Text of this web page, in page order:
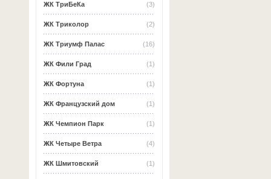
(3)
ЖК ТриБеКа
(2)
ЖК Триколор
(16)
ЖК Триумф Палас
(1)
ЖК Фили Град
(1)
ЖК Фортуна
(1)
ЖК Французский дом
(1)
ЖК Чемпион Парк
(4)
ЖК Четыре Ветра
(1)
ЖК Шмитовский